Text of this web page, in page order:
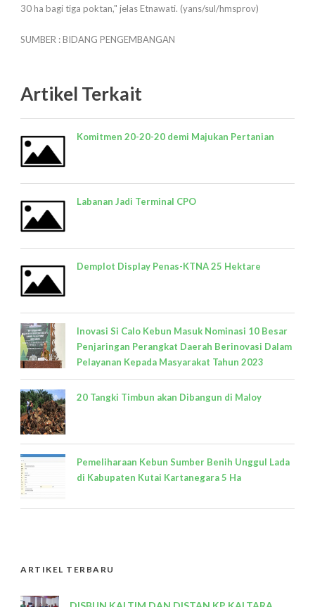
30 ha bagi tiga poktan," jelas Etnawati. (yans/sul/hmsprov)
SUMBER : BIDANG PENGEMBANGAN
Artikel Terkait
Komitmen 20-20-20 demi Majukan Pertanian
Labanan Jadi Terminal CPO
Demplot Display Penas-KTNA 25 Hektare
Inovasi Si Calo Kebun Masuk Nominasi 10 Besar
Penjaringan Perangkat Daerah Berinovasi Dalam
Pelayanan Kepada Masyarakat Tahun 2023
20 Tangki Timbun akan Dibangun di Maloy
Pemeliharaan Kebun Sumber Benih Unggul Lada
di Kabupaten Kutai Kartanegara 5 Ha
ARTIKEL TERBARU